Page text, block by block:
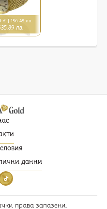
€ | 156.45 лв.
лв.
данни
права запазени.